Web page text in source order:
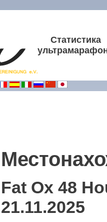
Статистика
Fat Ox 48
21.11.2025